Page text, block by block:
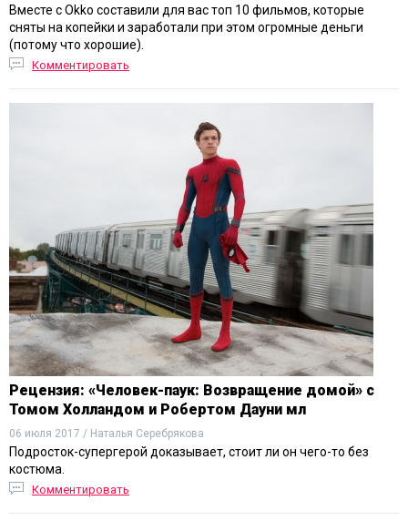
Вместе с Okko составили для вас топ 10 фильмов, которые
сняты на копейки и заработали при этом огромные деньги
(потому что хорошие).
Комментировать
Рецензия: «Человек-паук: Возвращение домой» с
Томом Холландом и Робертом Дауни мл
06 июля 2017 / Наталья Серебрякова
Подросток-супергерой доказывает, стоит ли он чего-то без
костюма.
Комментировать